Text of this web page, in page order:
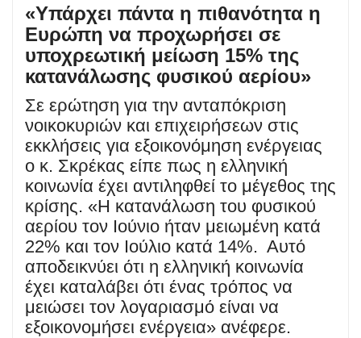
«Υπάρχει πάντα η πιθανότητα η
Ευρώπη να προχωρήσει σε
υποχρεωτική μείωση 15% της
κατανάλωσης φυσικού αερίου»
Σε ερώτηση για την ανταπόκριση
νοικοκυριών και επιχειρήσεων στις
εκκλήσεις για εξοικονόμηση ενέργειας
ο κ. Σκρέκας είπε πως η ελληνική
κοινωνία έχει αντιληφθεί το μέγεθος της
κρίσης. «Η κατανάλωση του φυσικού
αερίου τον Ιούνιο ήταν μειωμένη κατά
22% και τον Ιούλιο κατά 14%. Αυτό
αποδεικνύει ότι η ελληνική κοινωνία
έχει καταλάβει ότι ένας τρόπος να
μειώσει τον λογαριασμό είναι να
εξοικονομήσει ενέργεια» ανέφερε.